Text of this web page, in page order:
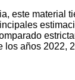
este material
los años 2022,